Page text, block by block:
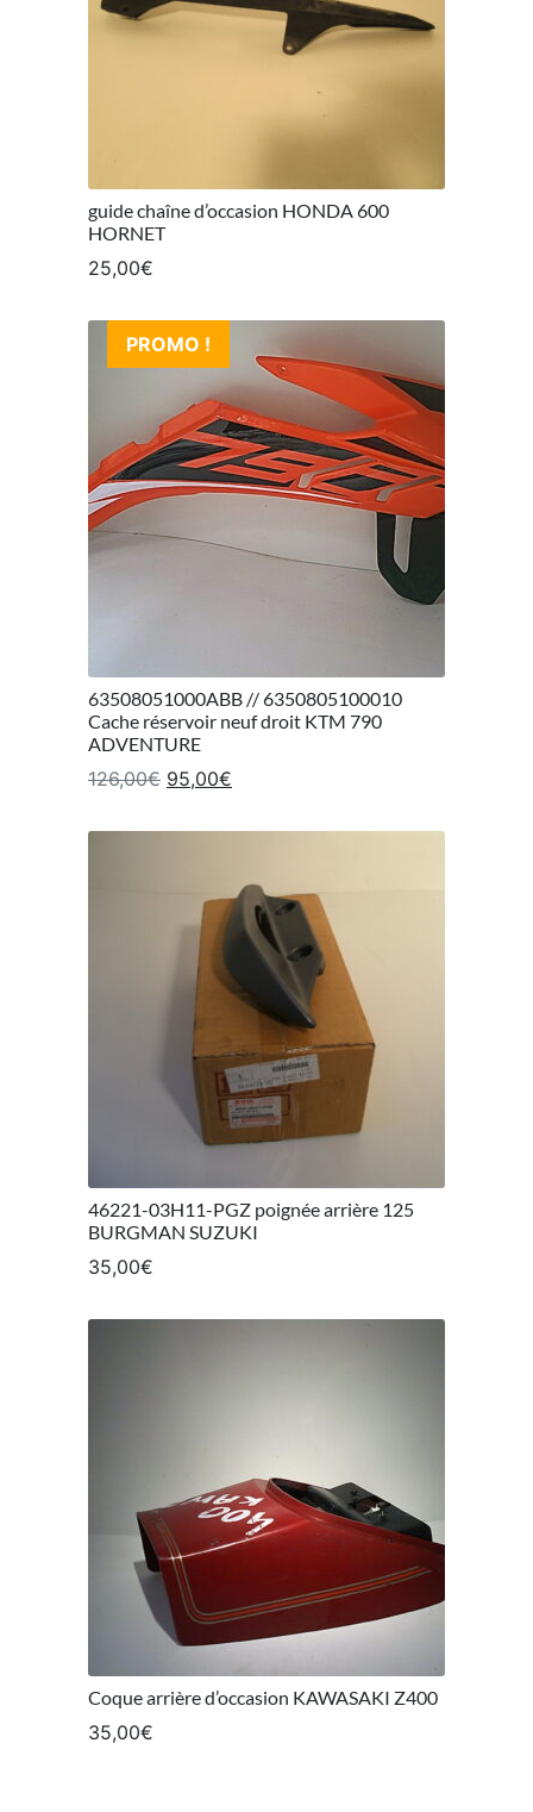
guide chaîne d’occasion HONDA 600
HORNET
25,00€
PROMO !
63508051000ABB // 6350805100010
Cache réservoir neuf droit KTM 790
ADVENTURE
126,00€ Le prix initial était : 126,00€.
95,00€
46221-03H11-PGZ poignée arrière 125
BURGMAN SUZUKI
35,00€
Coque arrière d’occasion KAWASAKI Z400
35,00€